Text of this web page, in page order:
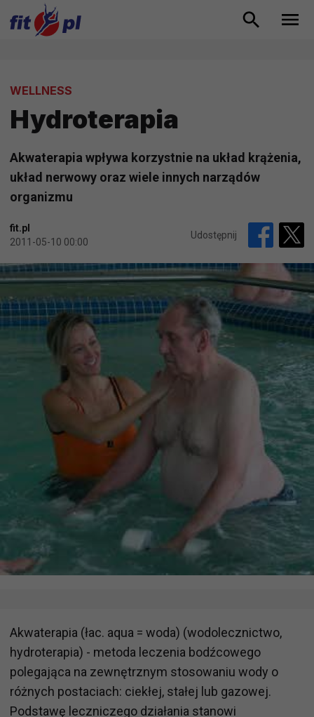
WELLNESS
Hydroterapia
Akwaterapia wpływa korzystnie na układ krążenia,
układ nerwowy oraz wiele innych narządów
organizmu
fit.pl
2011-05-10 00:00
Udostępnij
Akwaterapia (łac. aqua = woda) (wodolecznictwo,
hydroterapia) - metoda leczenia bodźcowego
polegająca na zewnętrznym stosowaniu wody o
różnych postaciach: ciekłej, stałej lub gazowej.
Podstawę leczniczego działania stanowi